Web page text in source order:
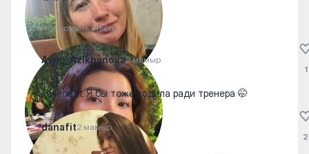
Посмотреть ответы
Aiym_Azikhanova2 мамыр
@danafit Я бы тоже ходила ради тренера 🤭
1
danafit2 мамыр
2